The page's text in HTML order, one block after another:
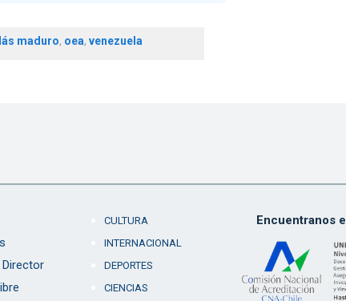
maduro, oea, venezuela
CULTURA
INTERNACIONAL
DEPORTES
CIENCIAS
Encuentranos